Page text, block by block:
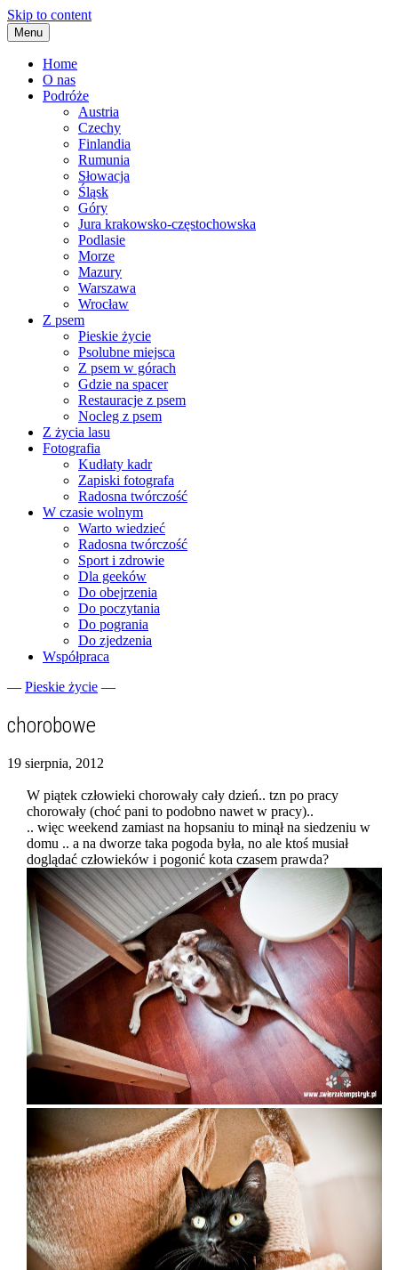
Skip to content
Menu
Home
O nas
Podróże
Austria
Czechy
Finlandia
Rumunia
Słowacja
Śląsk
Góry
Jura krakowsko-częstochowska
Podlasie
Morze
Mazury
Warszawa
Wrocław
Z psem
Pieskie życie
Psolubne miejsca
Z psem w górach
Gdzie na spacer
Restauracje z psem
Nocleg z psem
Z życia lasu
Fotografia
Kudłaty kadr
Zapiski fotografa
Radosna twórczość
W czasie wolnym
Warto wiedzieć
Radosna twórczość
Sport i zdrowie
Dla geeków
Do obejrzenia
Do poczytania
Do pogrania
Do zjedzenia
Współpraca
zgranestado.pl
— Pieskie życie —
chorobowe
19 sierpnia, 2012
W piątek człowieki chorowały cały dzień.. tzn po pracy
chorowały (choć pani to podobno nawet w pracy)..
.. więc weekend zamiast na hopsaniu to minął na siedzeniu w
domu .. a na dworze taka pogoda była, no ale ktoś musiał
doglądać człowieków i pogonić kota czasem prawda?